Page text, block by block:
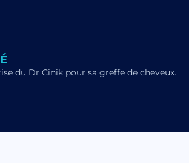
du Dr Cinik pour sa greffe de cheveux.